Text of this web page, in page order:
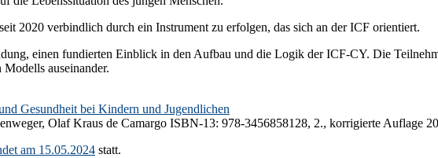
2020 verbindlich durch ein Instrument zu erfolgen, das sich an der ICF orientiert.
einen fundierten Einblick in den Aufbau und die Logik der ICF-CY. Die
auseinander.
Gesundheit bei Kindern und Jugendlichen
Olaf Kraus de Camargo ISBN-13: 978-3456858128, 2., korrigierte Auflage
am 15.05.2024 statt.